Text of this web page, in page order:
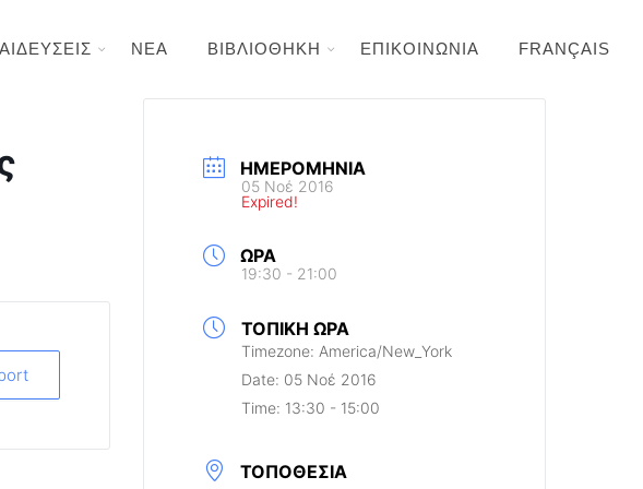
ΝΕΑ ΒΙΒΛΙΟΘΗΚΗ ΕΠΙΚΟΙΝΩΝΙΑ FRANÇAIS
ΗΜΕΡΟΜΗΝΊΑ
05 Νοέ 2016
Expired!
ΏΡΑ
19:30 - 21:00
ΤΟΠΙΚΉ ΏΡΑ
Timezone: America/New_York
Date: 05 Νοέ 2016
Time: 13:30 - 15:00
ΤΟΠΟΘΕΣΊΑ